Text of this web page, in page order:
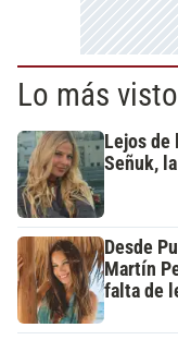
Lo más visto
Lejos de
Señuk,
Desde
Martín
falta de